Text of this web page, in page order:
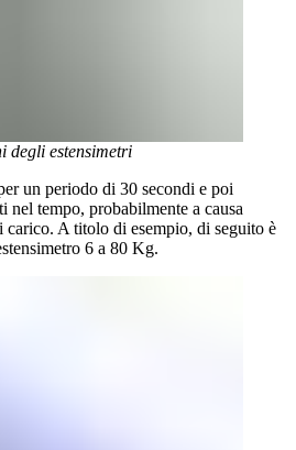
degli estensimetri
un periodo di 30 secondi e poi
tempo, probabilmente a causa
A titolo di esempio, di seguito è
6 a 80 Kg.